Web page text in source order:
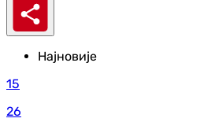
Најновије
15
26